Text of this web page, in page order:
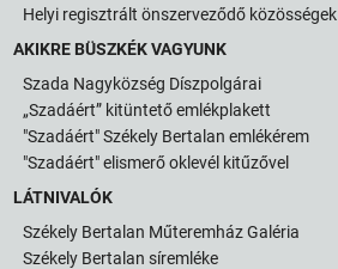
Helyi regisztrált önszerveződő közösségek
AKIKRE BÜSZKÉK VAGYUNK
Szada Nagyközség Díszpolgárai
„Szadáért” kitüntető emlékplakett
"Szadáért" Székely Bertalan emlékérem
"Szadáért" elismerő oklevél kitűzővel
LÁTNIVALÓK
Székely Bertalan Műteremház Galéria
Székely Bertalan síremléke